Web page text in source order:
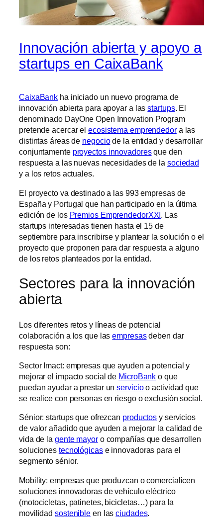
Innovación abierta y apoyo a
startups en CaixaBank
CaixaBank ha iniciado un nuevo programa de
innovación abierta para apoyar a lasstartups. El
denominado DayOne Open Innovation Program
pretende acercar el ecosistema emprendedora las
distintas áreas de negociode la entidad y desarrollar
conjuntamente proyectos innovadoresque den
respuesta a las nuevas necesidades de la sociedad
y a los retos actuales.
El proyecto va destinado a las 993 empresas de
España y Portugal que han participado en la última
edición de los Premios EmprendedorXXI . Las
startups interesadas tienen hasta el 15 de
septiembre para inscribirse y plantear la solución o el
proyecto que proponen para dar respuesta a alguno
de los retos planteados por la entidad.
Sectores para la innovación
abierta
Los diferentes retos y líneas de potencial
colaboración a los que lasempresasdeben dar
respuesta son:
Sector Imact: empresas que ayuden a potencial y
mejorar el impacto social de MicroBank o que
puedan ayudar a prestar unservicioo actividad que
se realice con personas en riesgo o exclusión social.
Sénior: startups que ofrezcan productos y servicios
de valor añadido que ayuden a mejorar la calidad de
vida de la gente mayoro compañías que desarrollen
soluciones tecnológicase innovadoras para el
segmento sénior.
Mobility: empresas que produzcan o comercialicen
soluciones innovadoras de vehículo eléctrico
(motocicletas, patinetes, bicicletas…) para la
movilidadsostenible en lasciudades.